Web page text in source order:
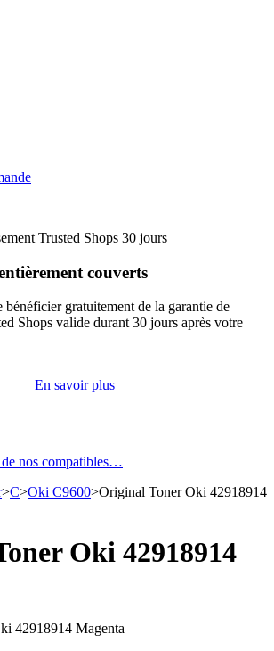
couverts
bénéficier gratuitement de la garantie de
Shops valide durant 30 jours après votre
En savoir plus
nos compatibles…
>C>Oki C9600>Original Toner Oki 42918914
Oki 42918914